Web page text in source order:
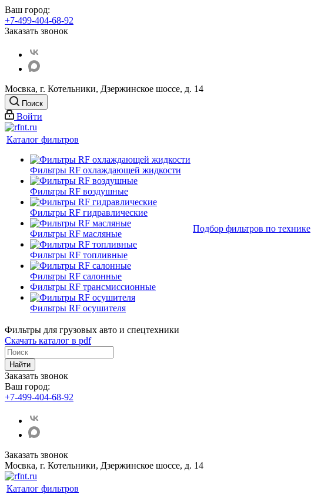
Ваш город:
+7-499-404-68-92
Заказать звонок
Мосвка, г. Котельники, Дзержинское шоссе, д. 14
Поиск
Войти
Каталог фильтров
Фильтры RF охлаждающей жидкости
Фильтры RF воздушные
Фильтры RF гидравлические
Фильтры RF масляные
Фильтры RF топливные
Фильтры RF салонные
Фильтры RF трансмиссионные
Фильтры RF осушителя
Подбор фильтров по технике
Фильтры для грузовых авто и спецтехники
Скачать каталог в pdf
Найти
Заказать звонок
Ваш город:
+7-499-404-68-92
Заказать звонок
Мосвка, г. Котельники, Дзержинское шоссе, д. 14
Каталог фильтров